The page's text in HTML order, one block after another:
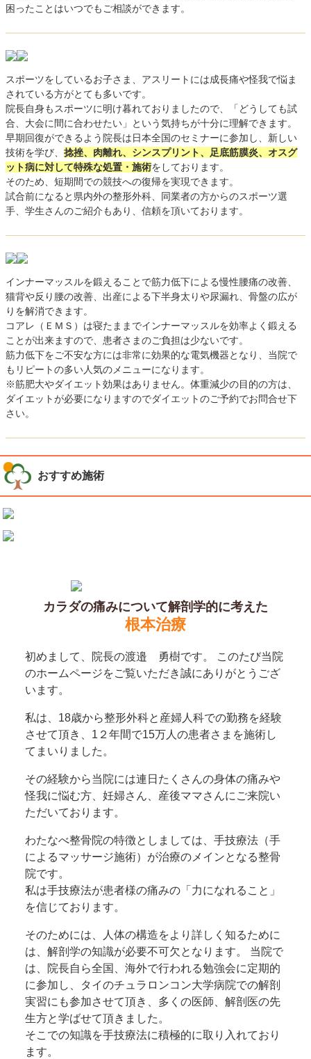
困ったことはいつでもご相談ができます。
スポーツをしているお子さま、アスリートには成長痛や怪我で悩ま
されている方がとても多いです。
院長自身もスポーツに明け暮れておりましたので、「どうしても試
合、大会に間に合わせたい」という気持ちが十分に理解できます。
早期回復ができるよう院長は日本全国のセミナーに参加し、新しい
技術を学び、 捻挫、肉離れ、シンスプリント、足底筋膜炎、オスグ
ット病に対して特殊な処置・施術をしております。
そのため、短期間での競技への復帰を実現できます。
試合前になると県内外の整形外科、同業者の方からのスポーツ選
手、学生さんのご紹介もあり、信頼を頂いております。
インナーマッスルを鍛えることで筋力低下による慢性腰痛の改善、
猫背や反り腰の改善、出産による下半身太りや尿漏れ、骨盤の広が
りを解消できます。
コアレ（ＥＭＳ）は寝たままでインナーマッスルを効率よく鍛える
ことが出来ますので、患者さまのご負担は少ないです。
筋力低下をご不安な方には非常に効果的な電気機器となり、当院で
もリピートの多い人気のメニューになります。
※筋肥大やダイエット効果はありません。体重減少の目的の方は、
ダイエットが必要になりますのでダイエットのご予約でお問合せ下
さい。
おすすめ施術
カラダの痛みについて解剖学的に考えた
根本治療
初めまして、院長の渡邉 勇樹です。 このたび当院
のホームページをご覧いただき誠にありがとうござ
います。
私は、18歳から整形外科と産婦人科での勤務を経験
させて頂き、1２年間で15万人の患者さまを施術し
てまいりました。
その経験から当院には連日たくさんの身体の痛みや
怪我に悩む方、妊婦さん、産後ママさんにご来院い
ただいております。
わたなべ整骨院の特徴としましては、手技療法（手
によるマッサージ施術）が治療のメインとなる整骨
院です。
私は手技療法が患者様の痛みの「力になれること」
を信じております。
そのためには、人体の構造をより詳しく知るために
は、解剖学の知識が必要不可欠となります。 当院で
は、院長自ら全国、海外で行われる勉強会に定期的
に参加し、タイのチュラロンコン大学病院での解剖
実習にも参加させて頂き、多くの医師、解剖医の先
生方と学ばせて頂きました。
そこでの知識を手技療法に積極的に取り入れており
ます。